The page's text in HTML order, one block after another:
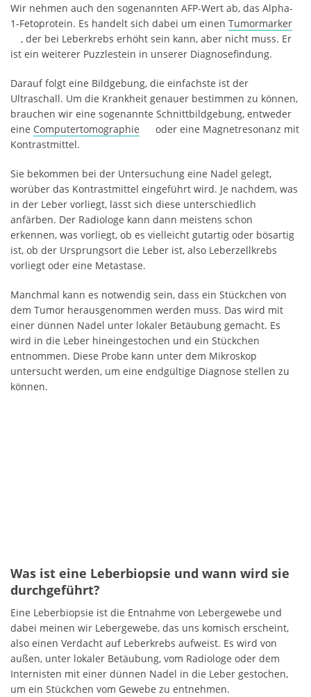
Wir nehmen auch den sogenannten AFP-Wert ab, das Alpha-
1-Fetoprotein. Es handelt sich dabei um einen Tumormarker
, der bei Leberkrebs erhöht sein kann, aber nicht muss. Er
ist ein weiterer Puzzlestein in unserer Diagnosefindung.
Darauf folgt eine Bildgebung, die einfachste ist der
Ultraschall. Um die Krankheit genauer bestimmen zu können,
brauchen wir eine sogenannte Schnittbildgebung, entweder
eine Computertomographie
oder eine Magnetresonanz mit
Kontrastmittel.
Sie bekommen bei der Untersuchung eine Nadel gelegt,
worüber das Kontrastmittel eingeführt wird. Je nachdem, was
in der Leber vorliegt, lässt sich diese unterschiedlich
anfärben. Der Radiologe kann dann meistens schon
erkennen, was vorliegt, ob es vielleicht gutartig oder bösartig
ist, ob der Ursprungsort die Leber ist, also Leberzellkrebs
vorliegt oder eine Metastase.
Manchmal kann es notwendig sein, dass ein Stückchen von
dem Tumor herausgenommen werden muss. Das wird mit
einer dünnen Nadel unter lokaler Betäubung gemacht. Es
wird in die Leber hineingestochen und ein Stückchen
entnommen. Diese Probe kann unter dem Mikroskop
untersucht werden, um eine endgültige Diagnose stellen zu
können.
Was ist eine Leberbiopsie und wann wird sie
durchgeführt?
Eine Leberbiopsie ist die Entnahme von Lebergewebe und
dabei meinen wir Lebergewebe, das uns komisch erscheint,
also einen Verdacht auf Leberkrebs aufweist. Es wird von
außen, unter lokaler Betäubung, vom Radiologe oder dem
Internisten mit einer dünnen Nadel in die Leber gestochen,
um ein Stückchen vom Gewebe zu entnehmen.